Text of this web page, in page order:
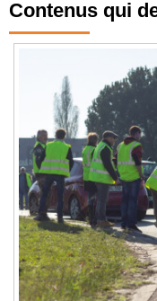
Contenus qui